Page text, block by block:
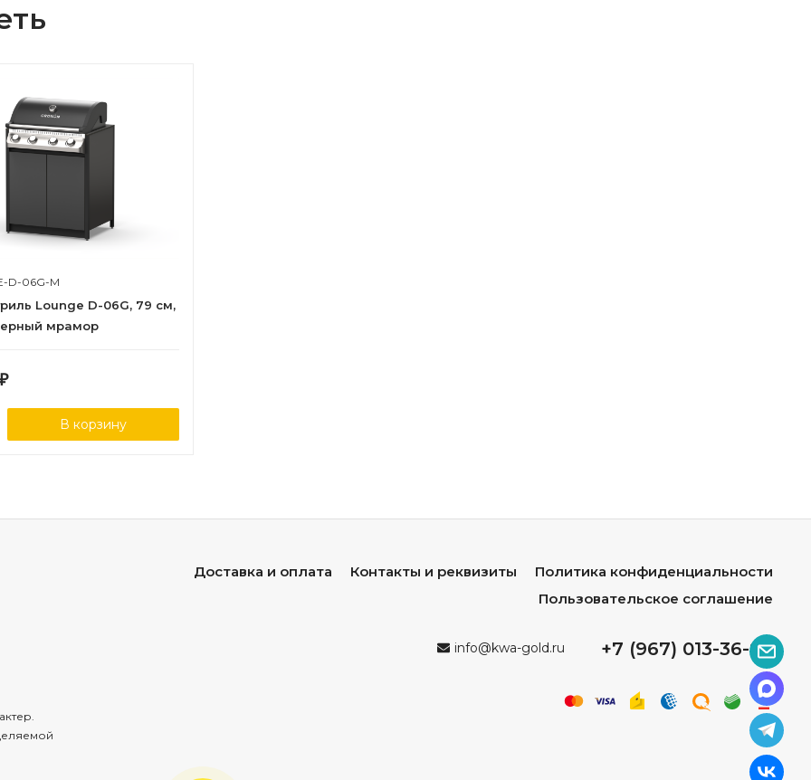
D-06G-M
Lounge D-06G, 79 см,
мрамор
₽
В корзину
Доставка и оплата Контакты и реквизиты
Политика конфиденциальности
Пользовательское соглашение
info@kwa-gold.ru +7 (967) 013-36-96